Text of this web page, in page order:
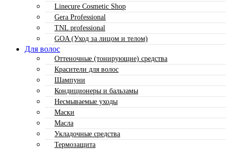
Linecure Cosmetic Shop
Gera Professional
TNL professional
GOA (Уход за лицом и телом)
Для волос
Оттеночные (тонирующие) средства
Красители для волос
Шампуни
Кондиционеры и бальзамы
Несмываемые уходы
Маски
Масла
Укладочные средства
Термозащита